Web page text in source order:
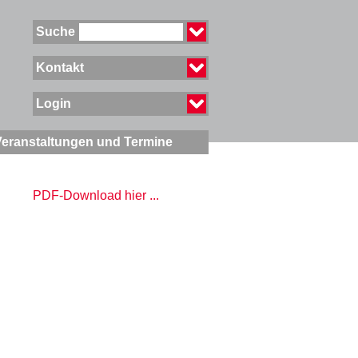
Suche
Kontakt
Login
und Termine
PDF-Download hier ...